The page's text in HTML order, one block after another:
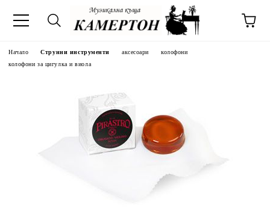
Начало Струнни инструменти аксесоари
колофони
колофони за цигулка и виола